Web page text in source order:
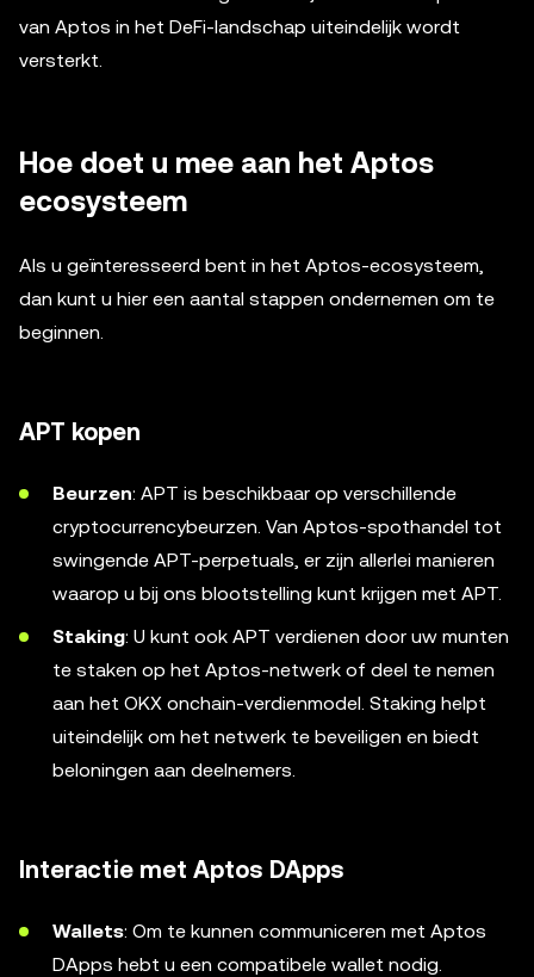
van Aptos in het DeFi-landschap uiteindelijk wordt
versterkt.
Hoe doet u mee aan het Aptos
ecosysteem
Als u geïnteresseerd bent in het Aptos-ecosysteem,
dan kunt u hier een aantal stappen ondernemen om te
beginnen.
APT kopen
Beurzen: APT is beschikbaar op verschillende
cryptocurrencybeurzen. Van Aptos-spothandel tot
swingende APT-perpetuals, er zijn allerlei manieren
waarop u bij ons blootstelling kunt krijgen met APT.
Staking: U kunt ook APT verdienen door uw munten
te staken op het Aptos-netwerk of deel te nemen
aan het OKX onchain-verdienmodel. Staking helpt
uiteindelijk om het netwerk te beveiligen en biedt
beloningen aan deelnemers.
Interactie met Aptos DApps
Wallets: Om te kunnen communiceren met Aptos
DApps hebt u een compatibele wallet nodig.